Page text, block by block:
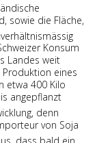
sowie die Fläche,
Konsum
Landes weit
Produktion eines
etwa 400 Kilo
angepflanzt
denn
von Soja
dass bald ein